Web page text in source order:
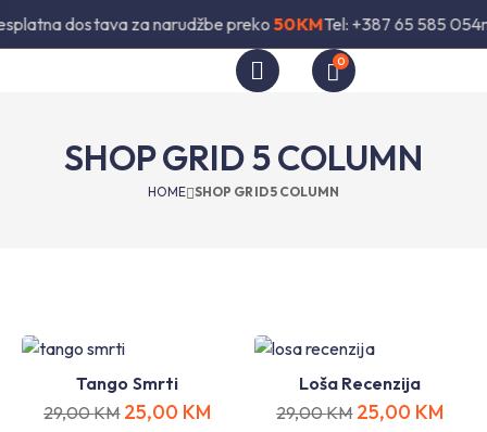
dostava za narudžbe preko50KMTel: +387 65 585 054
0
SHOP GRID 5 COLUMN
HOME SHOP GRID 5 COLUMN
Tango Smrti
29,00KM 25,00 KM
Loša Recenzija
29,00KM 25,00 KM